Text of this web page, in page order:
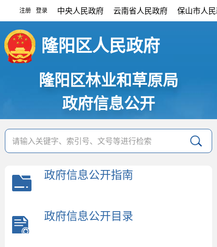
注册 登录 中央人民政府 云南省人民政府 保山市人
隆阳区人民政府
隆阳区林业和草原局
政府信息公开
政府信息公开指南
政府信息公开目录